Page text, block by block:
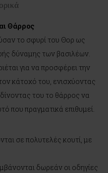
Θάρρος
το σφυρί του Θορ ως
δύναμης των βασιλέων.
για να προσφέρει την
κάτοχό του, ενισχύοντας
του το θάρρος να
που πραγματικά επιθυμεί.
σε πολυτελές κουτί, με
δωρεάν οι οδηγίες